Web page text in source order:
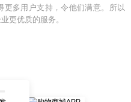
更多用户支持，令他们满意。所以
更优质的服务。